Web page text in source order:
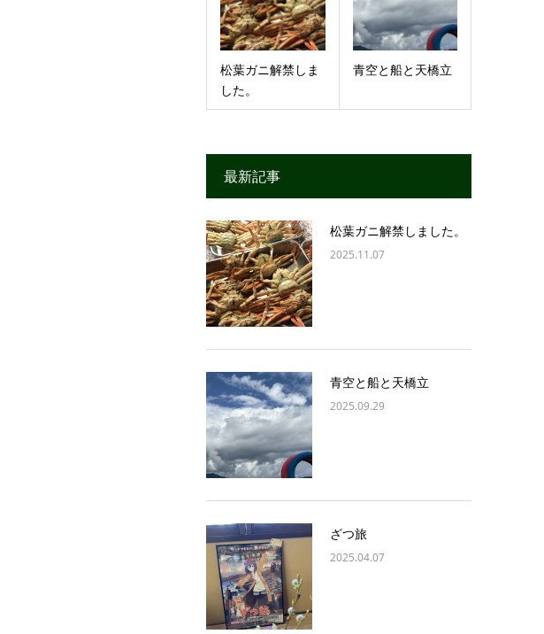
松葉ガニ解禁しま
した。
青空と船と天橋立
最新記事
松葉ガニ解禁しました。
2025.11.07
青空と船と天橋立
2025.09.29
ざつ旅
2025.04.07